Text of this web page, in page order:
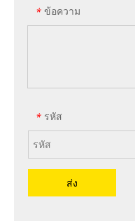
* ข้อความ
* รหัส
ส่ง